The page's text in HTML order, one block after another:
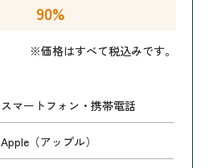
90%
※価格はすべて税込みです。
スマートフォン・携帯電話
Apple（アップル）